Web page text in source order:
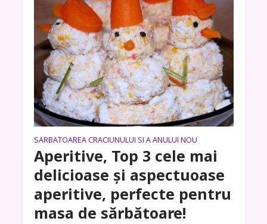
SARBATOAREA CRACIUNULUI SI A ANULUI NOU
Aperitive, Top 3 cele mai
delicioase și aspectuoase
aperitive, perfecte pentru
masa de sărbătoare!